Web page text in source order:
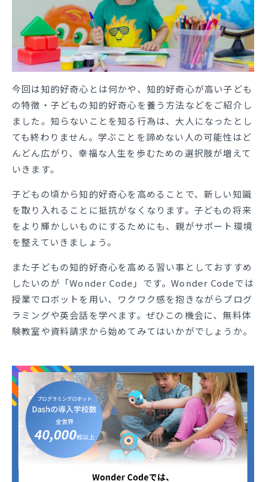
今回は知的好奇心とは何かや、知的好奇心が高い子ども
の特徴・子どもの知的好奇心を養う方法などをご紹介し
ました。知らないことを知る行為は、大人になったとし
ても終わりません。学ぶことを諦めない人の可能性はど
んどん広がり、幸福な人生を歩むための選択肢が増えて
いきます。
子どもの頃から知的好奇心を高めることで、新しい知識
を取り入れることに抵抗がなくなります。子どもの将来
をより輝かしいものにするためにも、親がサポート環境
を整えていきましょう。
また子どもの知的好奇心を高める習い事としておすすめ
したいのが「Wonder Code」です。Wonder Codeでは
授業でロボットを用い、ワクワク感を抱きながらプログ
ラミングや英会話を学べます。ぜひこの機会に、無料体
験教室や資料請求から始めてみてはいかがでしょうか。